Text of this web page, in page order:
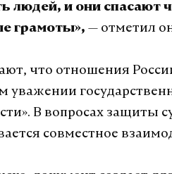
людей, и они спасают
грамоты», — отметил
что отношения
уважении
В вопросах защиты
совместное